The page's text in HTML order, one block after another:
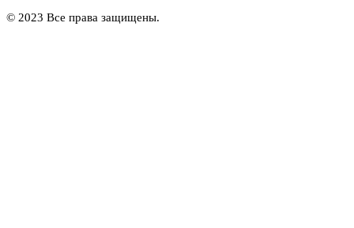
© 2023 Все права защищены.